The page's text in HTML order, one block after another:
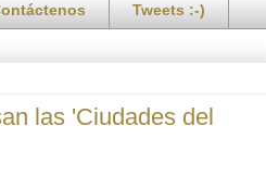
Tweets :-)
las 'Ciudades del